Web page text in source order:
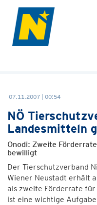
07.11.2007 | 00:54
NÖ
Landesmitteln
Onodi: Zweite
bewilligt
Der Tierschutzverband
Wiener Neustadt erhält
als zweite Förderrate
ist eine wichtige